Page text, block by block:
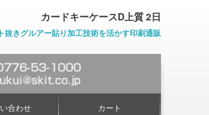
カードキーケースD上質 2日
きグルアー貼り加工技術を活かす印刷通販
合わせ カート